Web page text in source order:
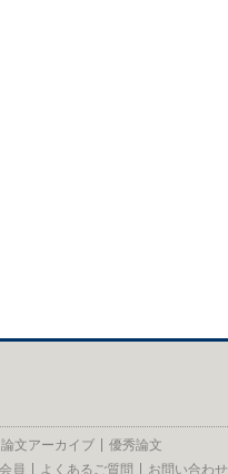
論文アーカイブ
優秀論文
員 よくあるご質問 お問い合わせ